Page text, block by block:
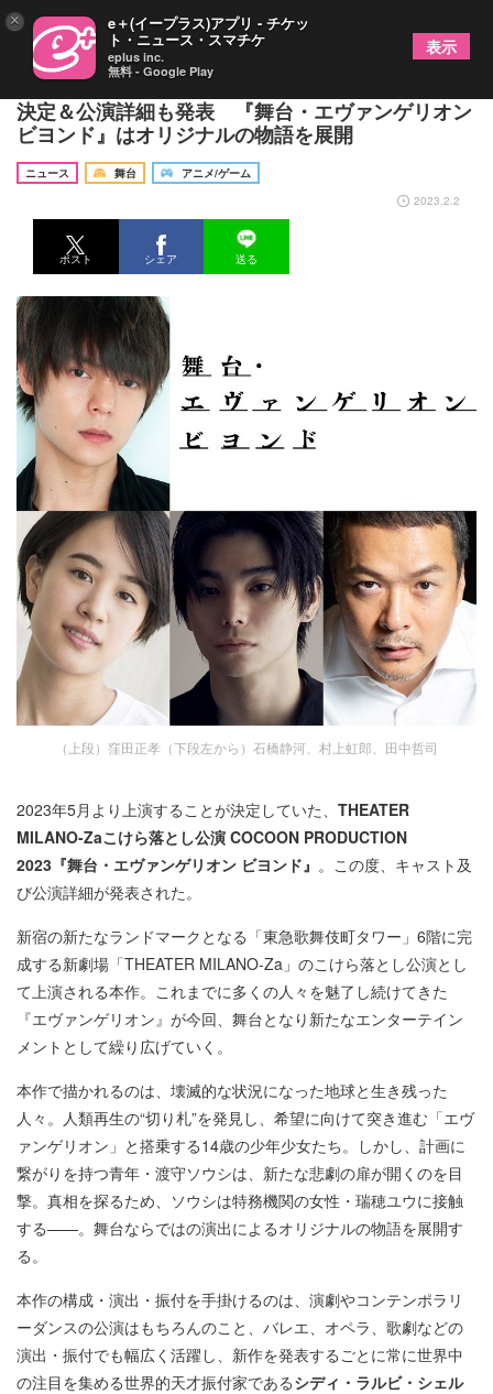
窪田正孝、石橋静河、村上虹郎、田中哲司ら出演者
決定＆公演詳細も発表 『舞台・エヴァンゲリオン
ビヨンド』はオリジナルの物語を展開
ニュース 舞台
アニメ/ゲーム
2023.2.2
ポスト シェア 送る
（上段）窪田正孝（下段左から）石橋静河、村上虹郎、田中哲司
2023年5月より上演することが決定していた、 THEATER
MILANO-Zaこけら落とし公演 COCOON PRODUCTION
2023『舞台・エヴァンゲリオン ビヨンド』 。この度、キャスト及
び公演詳細が発表された。
新宿の新たなランドマークとなる「東急歌舞伎町タワー」6階に完
成する新劇場「THEATER MILANO-Za」のこけら落とし公演とし
て上演される本作。これまでに多くの人々を魅了し続けてきた
『エヴァンゲリオン』が今回、舞台となり新たなエンターテイン
メントとして繰り広げていく。
本作で描かれるのは、壊滅的な状況になった地球と生き残った
人々。人類再生の“切り札”を発見し、希望に向けて突き進む「エヴ
ァンゲリオン」と搭乗する14歳の少年少女たち。しかし、計画に
繋がりを持つ青年・渡守ソウシは、新たな悲劇の扉が開くのを目
撃。真相を探るため、ソウシは特務機関の女性・瑞穂ユウに接触
する——。舞台ならではの演出によるオリジナルの物語を展開す
る。
本作の構成・演出・振付を手掛けるのは、演劇やコンテンポラリ
ーダンスの公演はもちろんのこと、バレエ、オペラ、歌劇などの
演出・振付でも幅広く活躍し、新作を発表するごとに常に世界中
の注目を集める世界的天才振付家であるシディ・ラルビ・シェル
× e＋(イープラス)アプリ - チケッ
ト・ニュース・スマチケ
eplus inc.
無料 - Google Play
表示